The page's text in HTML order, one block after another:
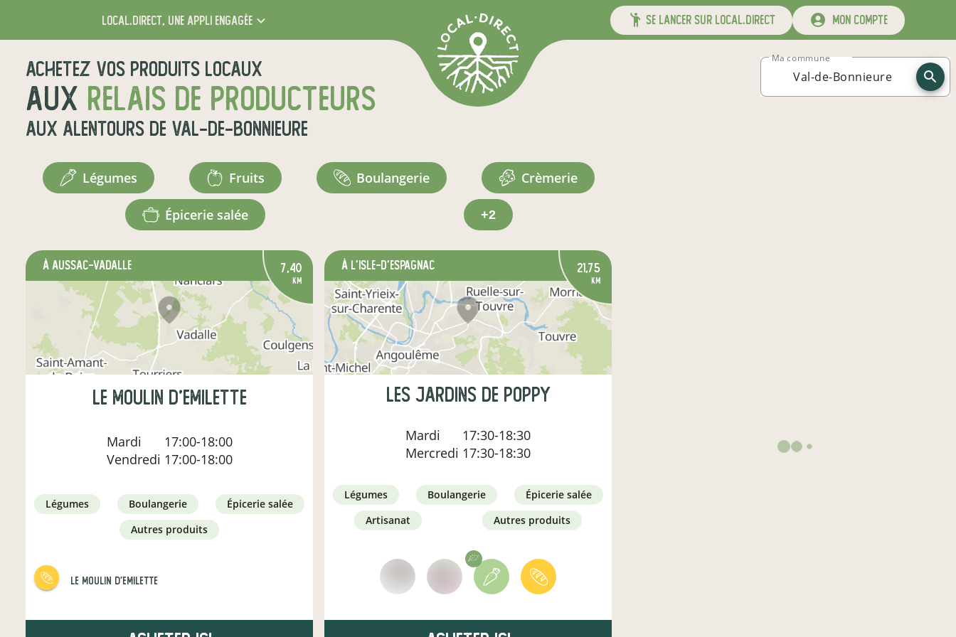
local.direct, une appli engagée se lancer sur local.direct mon compte
Achetez vos produits locaux
aux relais de producteurs
aux alentours de Val-de-Bonnieure
Ma commune
légumes fruits boulangerie crèmerie
épicerie salée +2
à Aussac-Vadalle 7,40
km
le moulin d'emilette
Mardi
17:00-18:00
Vendredi 17:00-18:00
légumes boulangerie
épicerie salée
autres produits
le moulin d'emilette
à L'Isle-d'Espagnac 21,75
km
Les Jardins de Poppy
Mardi
17:30-18:30
Mercredi 17:30-18:30
légumes boulangerie
épicerie salée
artisanat
autres produits